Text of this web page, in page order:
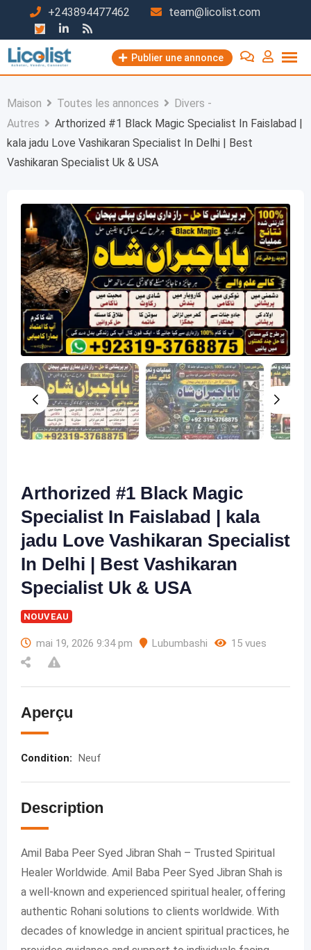
contenu
+243894477462 team@licolist.com
Publier une annonce
Maison Toutes les annonces
Divers -
Autres
Arthorized #1 Black Magic Specialist In Faislabad |
kala jadu Love Vashikaran Specialist In Delhi | Best
Vashikaran Specialist Uk & USA
Arthorized #1 Black Magic
Specialist In Faislabad | kala
jadu Love Vashikaran Specialist
In Delhi | Best Vashikaran
Specialist Uk & USA
NOUVEAU
mai 19, 2026 9:34 pm Lubumbashi 15 vues
Aperçu
Condition: Neuf
Description
Amil Baba Peer Syed Jibran Shah – Trusted Spiritual
Healer Worldwide. Amil Baba Peer Syed Jibran Shah is
a well-known and experienced spiritual healer, offering
authentic Rohani solutions to clients worldwide. With
decades of knowledge in ancient spiritual practices, he